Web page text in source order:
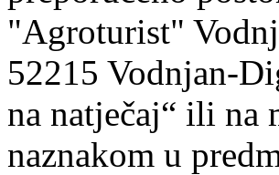
"Agroturist"
52215 Vodnjan-
na natječaj“ ili na
naznakom u